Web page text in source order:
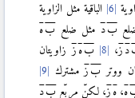
الباقية مثل الزاوية
ب د مثل ضلع به
د ز، ب ه ز زاويتان
ووتر ب ز مشترك
ه، ه ز، لكنّ مربّع بد